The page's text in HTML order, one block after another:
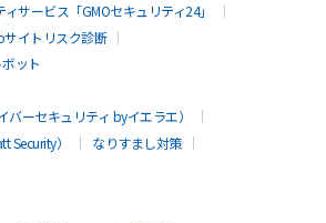
サービス「GMOセキュリティ24」
サイトリスク診断
ット
ーセキュリティ byイエラエ）
Security）
なりすまし対策